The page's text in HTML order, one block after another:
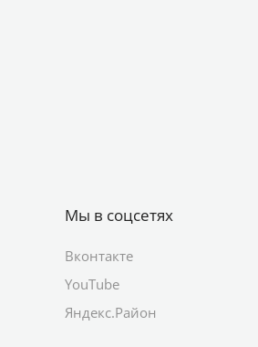
Мы в соцсетях
Вконтакте
YouTube
Яндекс.Район